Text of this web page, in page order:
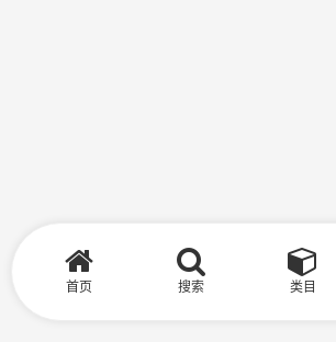
首页 搜索 类目